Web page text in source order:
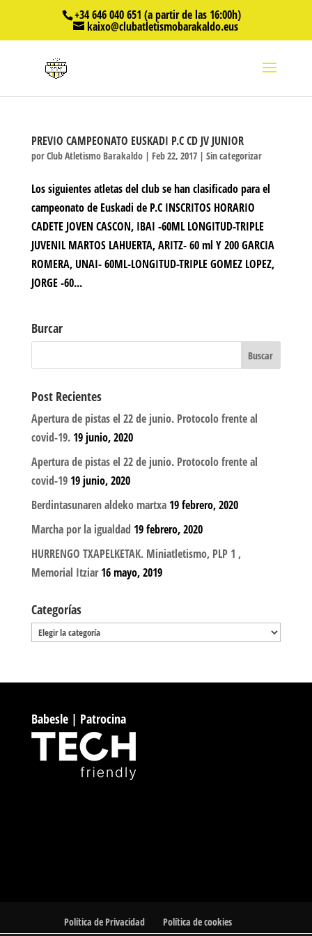
+34 646 040 651 (a partir de las 16:00h)
kaixo@clubatletismobarakaldo.eus
PREVIO CAMPEONATO EUSKADI P.C CD JV JUNIOR
porClub Atletismo Barakaldo| Feb 22, 2017| Sin categorizar
Los siguientes atletas del club se han clasificado para el
campeonato de Euskadi de P.C INSCRITOS HORARIO
CADETE JOVEN CASCON, IBAI -60ML LONGITUD-TRIPLE
JUVENIL MARTOS LAHUERTA, ARITZ- 60 ml Y 200 GARCIA
ROMERA, UNAI- 60ML-LONGITUD-TRIPLE GOMEZ LOPEZ,
JORGE -60...
Burcar
Post Recientes
Apertura de pistas el 22 de junio. Protocolo frente al
covid-19. 19 junio, 2020
Apertura de pistas el 22 de junio. Protocolo frente al
covid-19 19 junio, 2020
Berdintasunaren aldeko martxa 19 febrero, 2020
Marcha por la igualdad 19 febrero, 2020
HURRENGO TXAPELKETAK. Miniatletismo, PLP 1 ,
Memorial Itziar 16 mayo, 2019
Categorías
Categorías
Babesle | Patrocina
Política de Privacidad Política de cookies